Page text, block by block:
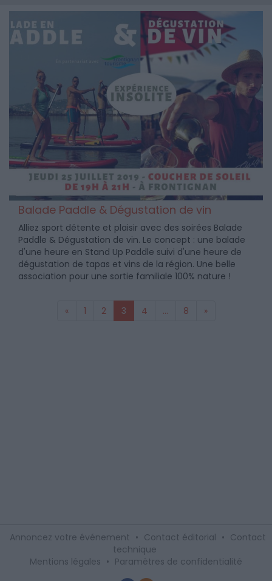
Balade Paddle & Dégustation de vin
Alliez sport détente et plaisir avec des soirées Balade
Paddle & Dégustation de vin. Le concept : une balade
d'une heure en Stand Up Paddle suivi d'une heure de
dégustation de tapas et vins de la région. Une belle
association pour une sortie familiale 100% nature !
« 1 2 3 4 ... 8 »
Annoncez votre événement • Contact éditorial • Contact
technique
Mentions légales • Paramètres de confidentialité